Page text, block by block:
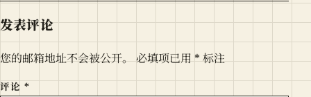
发表评论
您的邮箱地址不会被公开。必填项已用*标注
评论*